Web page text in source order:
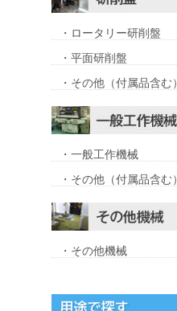
・ロータリー研削盤
・平面研削盤
・その他（付属品含む）
・一般工作機械
・その他（付属品含む）
・その他機械